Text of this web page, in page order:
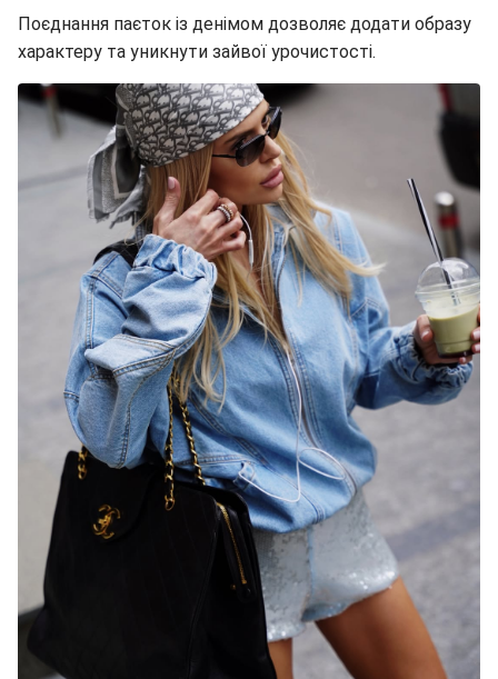
Поєднання паєток із денімом дозволяє додати образу
характеру та уникнути зайвої урочистості.